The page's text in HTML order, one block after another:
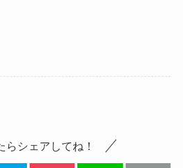
らシェアしてね！